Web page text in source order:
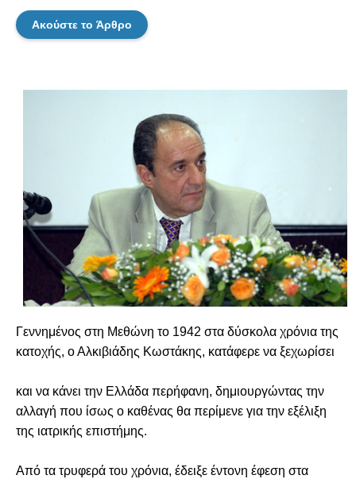
Ακούστε το Άρθρο
Γεννημένος στη Μεθώνη το 1942 στα δύσκολα χρόνια της
κατοχής, ο Αλκιβιάδης Κωστάκης, κατάφερε να ξεχωρίσει
και να κάνει την Ελλάδα περήφανη, δημιουργώντας την
αλλαγή που ίσως ο καθένας θα περίμενε για την εξέλιξη
της ιατρικής επιστήμης.
Από τα τρυφερά του χρόνια, έδειξε έντονη έφεση στα